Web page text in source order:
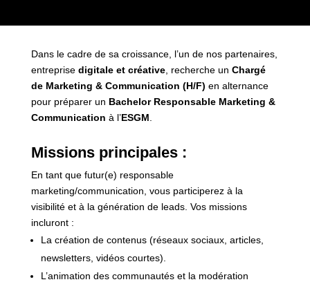
Dans le cadre de sa croissance, l’un de nos partenaires,
entreprise digitale et créative, recherche un Chargé
de Marketing & Communication (H/F) en alternance
pour préparer un Bachelor Responsable Marketing &
Communication à l’ESGM
Missions principales :
En tant que futur(e) responsable
marketing/communication, vous participerez à la
visibilité et à la génération de leads. Vos missions
incluront :
La création de contenus (réseaux sociaux, articles,
newsletters, vidéos courtes).
L’animation des communautés et la modération